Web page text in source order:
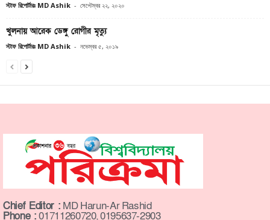
স্টাফ রিপোর্টারঃ MD Ashik - সেপ্টেম্বর ২২, ২০২০
খুলনায় আরেক ডেঙ্গু রোগীর মৃত্যু
স্টাফ রিপোর্টারঃ MD Ashik - নভেম্বর ৫, ২০১৯
Chief Editor : MD Harun-Ar Rashid
Phone :01711260720, 0195637-2903